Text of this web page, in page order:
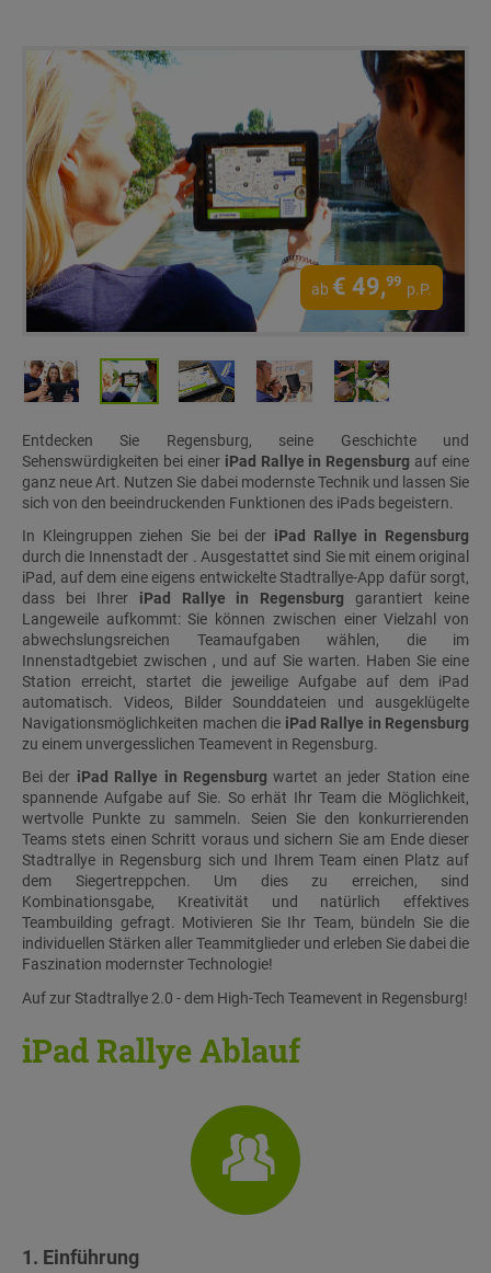
ab € 49,99 p.P.
Entdecken Sie Regensburg, seine Geschichte und
Sehenswürdigkeiten bei einer iPad Rallye in Regensburg auf eine
ganz neue Art. Nutzen Sie dabei modernste Technik und lassen Sie
sich von den beeindruckenden Funktionen des iPads begeistern.
In Kleingruppen ziehen Sie bei der iPad Rallye in Regensburg
durch die Innenstadt der . Ausgestattet sind Sie mit einem original
iPad, auf dem eine eigens entwickelte Stadtrallye-App dafür sorgt,
dass bei Ihrer iPad Rallye in Regensburg garantiert keine
Langeweile aufkommt: Sie können zwischen einer Vielzahl von
abwechslungsreichen Teamaufgaben wählen, die im
Innenstadtgebiet zwischen , und auf Sie warten. Haben Sie eine
Station erreicht, startet die jeweilige Aufgabe auf dem iPad
automatisch. Videos, Bilder Sounddateien und ausgeklügelte
Navigationsmöglichkeiten machen die iPad Rallye in Regensburg
zu einem unvergesslichen Teamevent in Regensburg.
Bei der iPad Rallye in Regensburg wartet an jeder Station eine
spannende Aufgabe auf Sie. So erhät Ihr Team die Möglichkeit,
wertvolle Punkte zu sammeln. Seien Sie den konkurrierenden
Teams stets einen Schritt voraus und sichern Sie am Ende dieser
Stadtrallye in Regensburg sich und Ihrem Team einen Platz auf
dem Siegertreppchen. Um dies zu erreichen, sind
Kombinationsgabe, Kreativität und natürlich effektives
Teambuilding gefragt. Motivieren Sie Ihr Team, bündeln Sie die
individuellen Stärken aller Teammitglieder und erleben Sie dabei die
Faszination modernster Technologie!
Auf zur Stadtrallye 2.0 - dem High-Tech Teamevent in Regensburg!
iPad Rallye Ablauf
1. Einführung